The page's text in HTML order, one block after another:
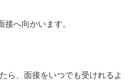
接へ向かいます。
ら、面接をいつでも受けれるよ